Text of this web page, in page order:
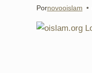
Pornovooislam